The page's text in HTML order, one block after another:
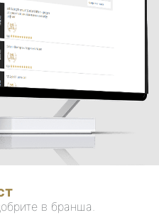
в бранша.